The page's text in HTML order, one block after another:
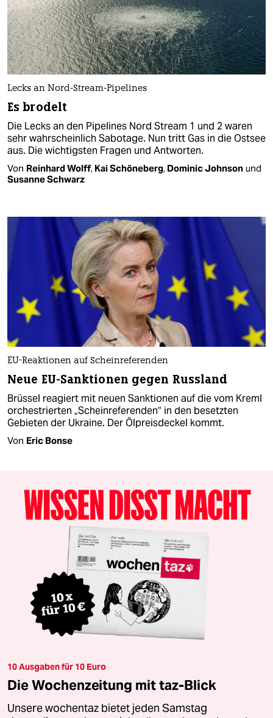
Lecks an Nord-Stream-Pipelines
Es brodelt
Die Lecks an den Pipelines Nord Stream 1 und 2 waren
sehr wahrscheinlich Sabotage. Nun tritt Gas in die Ostsee
aus. Die wichtigsten Fragen und Antworten.
Von Reinhard Wolff, Kai Schöneberg, Dominic Johnson und
Susanne Schwarz
EU-Reaktionen auf Scheinreferenden
Neue EU-Sanktionen gegen Russland
Brüssel reagiert mit neuen Sanktionen auf die vom Kreml
orchestrierten „Scheinreferenden“ in den besetzten
Gebieten der Ukraine. Der Ölpreisdeckel kommt.
Von Eric Bonse
10 Ausgaben für 10 Euro
Die Wochenzeitung mit taz-Blick
Unsere wochentaz bietet jeden Samstag